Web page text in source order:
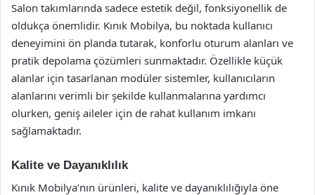
Salon takımlarında sadece estetik değil, fonksiyonellik de
oldukça önemlidir. Kınık Mobilya, bu noktada kullanıcı
deneyimini ön planda tutarak, konforlu oturum alanları ve
pratik depolama çözümleri sunmaktadır. Özellikle küçük
alanlar için tasarlanan modüler sistemler, kullanıcıların
alanlarını verimli bir şekilde kullanmalarına yardımcı
olurken, geniş aileler için de rahat kullanım imkanı
sağlamaktadır.
Kalite ve Dayanıklılık
Kınık Mobilya’nın ürünleri, kalite ve dayanıklılığıyla öne